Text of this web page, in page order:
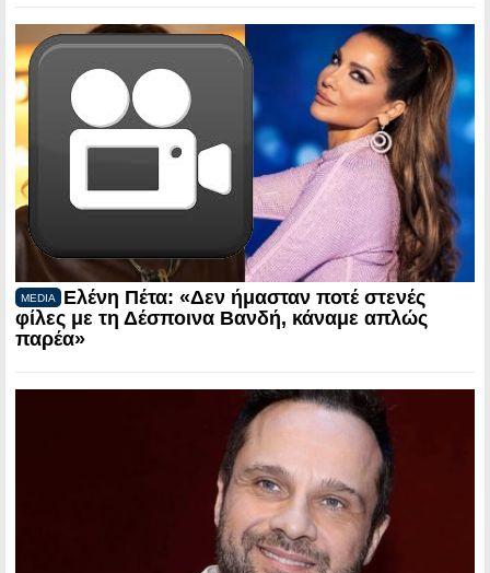
MEDIA
Ελένη Πέτα: «Δεν ήμασταν ποτέ στενές
φίλες με τη Δέσποινα Βανδή, κάναμε απλώς
παρέα»